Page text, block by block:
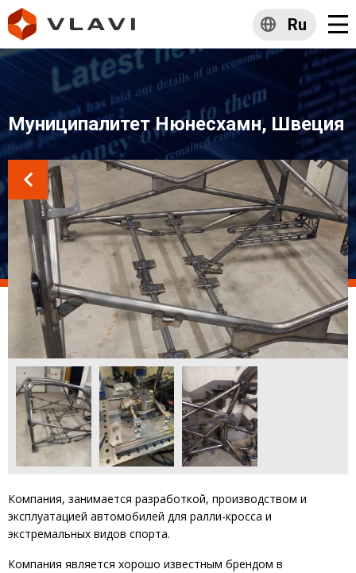
Ru
Муниципалитет Нюнесхамн, Швеция
Компания, занимается разработкой, производством и
эксплуатацией автомобилей для ралли-кросса и
экстремальных видов спорта.
Компания является хорошо известным брендом в